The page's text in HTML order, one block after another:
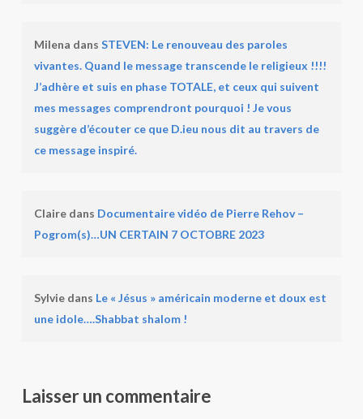
Milena dans STEVEN: Le renouveau des paroles
vivantes. Quand le message transcende le religieux !!!!
J’adhère et suis en phase TOTALE, et ceux qui suivent
mes messages comprendront pourquoi ! Je vous
suggère d’écouter ce que D.ieu nous dit au travers de
ce message inspiré.
Clairedans Documentaire vidéo de Pierre Rehov –
Pogrom(s)…UN CERTAIN 7 OCTOBRE 2023
Sylviedans Le « Jésus » américain moderne et doux est
une idole….Shabbat shalom !
Laisser un commentaire